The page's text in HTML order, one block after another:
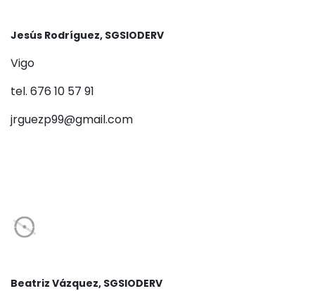
Jesús Rodríguez, SGSIODERV
Vigo
tel. 676 10 57 91
jrguezp99@gmail.com
Beatriz Vázquez, SGSIODERV